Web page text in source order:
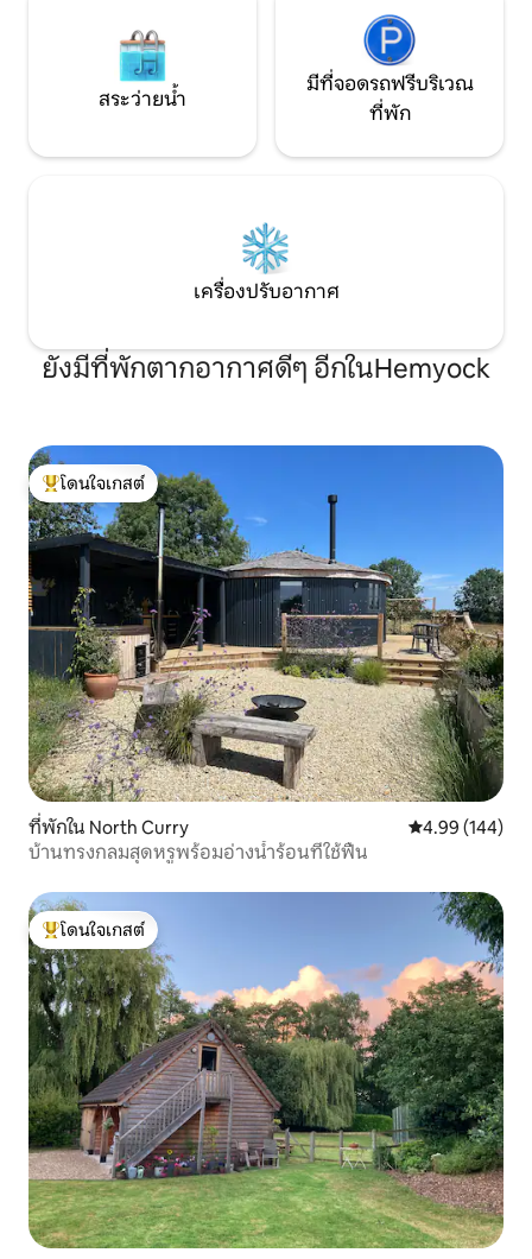
สระว่ายน้ำ
มีที่จอดรถฟรีบริเวณ
ที่พัก
เครื่องปรับอากาศ
ยังมีที่พักตากอากาศดีๆ อีกในHemyock
โดนใจเกสต์ที่สุด
โดนใจเกสต์
ที่พักใน North Curry คะแนนเฉลี่ย
4.99 (144)
บ้านทรงกลมสุดหรูพร้อมอ่างน้ำร้อนที่ใช้ฟืน
โดนใจเกสต์ที่สุด
โดนใจเกสต์